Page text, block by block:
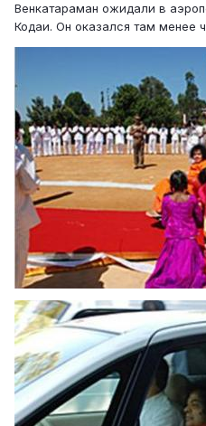
Венкатараман ожидали в
Кодаи. Он оказался там менее